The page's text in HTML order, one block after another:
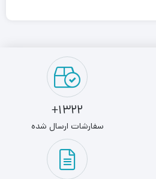
مگاپیکسل هم به‌خوبی تمام توقعات شما را برای
عکاسی در نور روز و نور شب بر‌آورده می‌کند. سنسور 8 مگاپیکسل فوق
عریض برای ثبت تصاویر با زاویه دید گسترده، سنسور 2 مگاپیکسل
ماکرو برای ثبت تصاویر از فاصله نزدیک و سنسور 2 مگاپیکسل سنجش
1322+
سفارشات ارسال شده